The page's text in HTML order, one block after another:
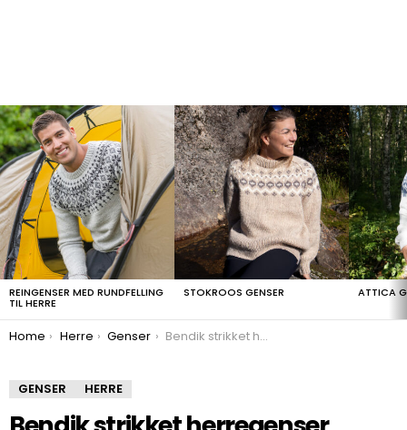
LATEST
STORIES
REINGENSER MED RUNDFELLING
TIL HERRE
STOKROOS GENSER ATTICA
You are here:
Home Herre Genser Bendik strikket herregenser
GENSER HERRE